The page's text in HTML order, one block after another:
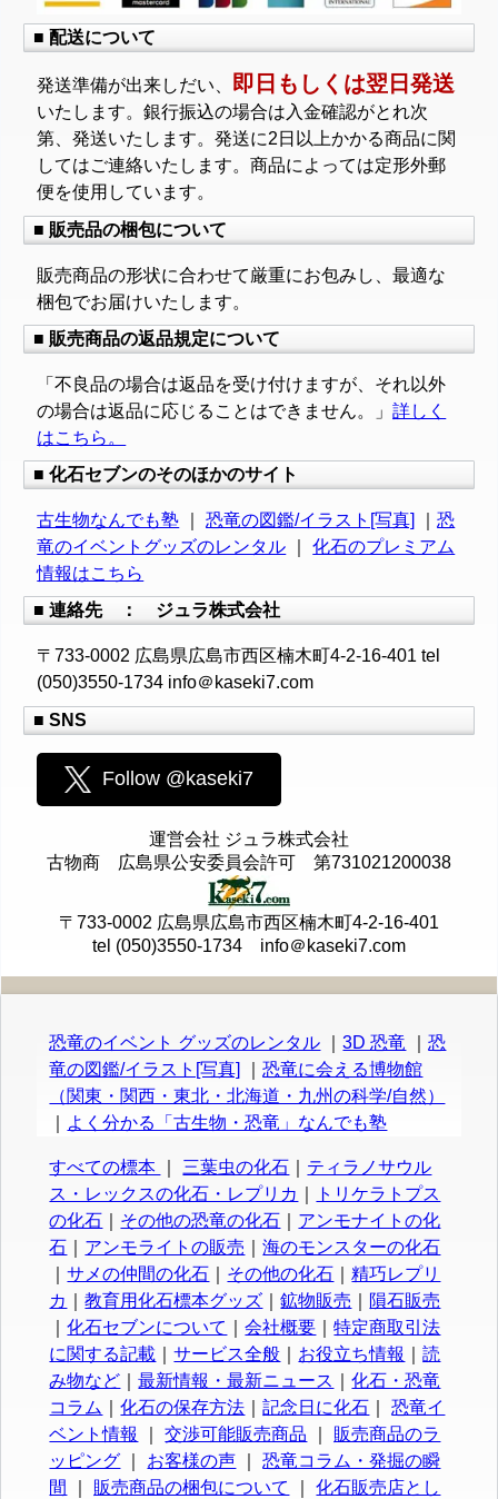
■ 配送について
発送準備が出来しだい、 即日もしくは翌日発送
いたします。銀行振込の場合は入金確認がとれ次
第、発送いたします。発送に2日以上かかる商品に関
してはご連絡いたします。商品によっては定形外郵
便を使用しています。
■ 販売品の梱包について
販売商品の形状に合わせて厳重にお包みし、最適な
梱包でお届けいたします。
■ 販売商品の返品規定について
「不良品の場合は返品を受け付けますが、それ以外
の場合は返品に応じることはできません。」詳しく
はこちら。
■ 化石セブンのそのほかのサイト
古生物なんでも塾 ｜恐竜の図鑑/イラスト[写真] ｜恐
竜のイベントグッズのレンタル ｜化石のプレミアム
情報はこちら
■ 連絡先 ： ジュラ株式会社
〒733-0002 広島県広島市西区楠木町4-2-16-401 tel
(050)3550-1734 info＠kaseki7.com
■ SNS
Follow @kaseki7
運営会社 ジュラ株式会社
古物商 広島県公安委員会許可 第731021200038
〒733-0002 広島県広島市西区楠木町4-2-16-401
tel (050)3550-1734 info＠kaseki7.com
恐竜のイベント グッズのレンタル ｜3D 恐竜 ｜恐
竜の図鑑/イラスト[写真]
｜恐竜に会える博物館
（関東・関西・東北・北海道・九州の科学/自然）
よく分かる「古生物・恐竜」なんでも塾
すべての標本 三葉虫の化石
ティラノサウル
ス・レックスの化石・レプリカ
トリケラトプス
の化石
その他の恐竜の化石
アンモナイトの化
石
アンモライトの販売 ｜海のモンスターの化石
｜サメの仲間の化石 その他の化石 ｜精巧レプリ
カ
｜教育用化石標本グッズ ｜鉱物販売
隕石販売
｜化石セブンについて ｜会社概要 ｜特定商取引法
に関する記載 ｜サービス全般 お役立ち情報 ｜読
み物など ｜最新情報・最新ニュース ｜化石・恐竜
コラム
｜化石の保存方法 ｜記念日に化石 ｜恐竜イ
ベント情報
｜交渉可能販売商品
販売商品のラ
ッピング
お客様の声 ｜恐竜コラム・発掘の瞬
間
販売商品の梱包について ｜化石販売店とし